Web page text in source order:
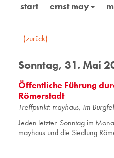
start ernst may
(zurück)
Sonntag, 31. Mai
Öffentliche Führung
Römerstadt
Treff­punkt: may­haus, Im
Jeden letzten Sonntag im
mayhaus und die Siedlung